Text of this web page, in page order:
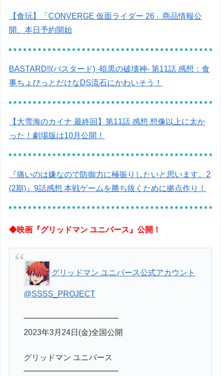
【食玩】「CONVERGE 仮面ライダー 26」商品情報公
開、本日予約開始
BASTARD!!(バスタード) -暗黒の破壊神- 第11話 感想：食
事ちょびっとだけなDS流石にかわいそう！
【大雪海のカイナ 最終回】第11話 感想 想像以上に太か
った！劇場版は10月公開！
『痛いのは嫌なので防御力に極振りしたいと思います。2
(2期)』9話感想 本戦ゲームを勝ち抜くために拠点作り！
◆映画『グリッドマン ユニバース』公開！
グリッドマン ユニバース公式アカウント
@SSSS_PROJECT
━━━━━━━━━━━━
2023年3月24日(金)全国公開
グリッドマン ユニバース
━━━━━━━━━━━━